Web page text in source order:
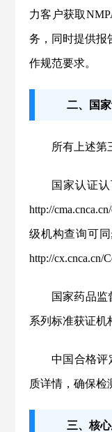
力客户获取
务，同时提供报
作规范要求。
二、国
所有上述第
国家认证
http://
级机构查询可同
http://cx.cnca.cn/
国家药品监
系列标准获证机
中国合格评
质详情，确保检
三、核